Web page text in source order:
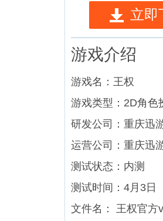
立即
游戏介绍
游戏名：王权
游戏类型：2D角色
研发公司：重庆迅
运营公司：重庆迅
测试状态：内测
测试时间：4月3日
文件名： 王权官方